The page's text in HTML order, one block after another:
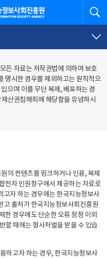
흥원
든 자료는 저작권법에 의하여 보호
명시한 경우를 제외하고는 원칙적으
으며 이를 무단 복제, 배포하는 경
산권침해죄에 해당함을 유념하시
의 컨텐츠를 링크하거나 인용, 복제
전자 민원창구에서 제공하는 자료로
고자 하는 경우에는 한국지능정보사
고 출처가 한국지능정보사회진흥원
한 경우에도 단순한 오류 정정 이외
할 때에는 형사처벌을 받을 수 있습
하고자 하는 경우, 한국지능정보사